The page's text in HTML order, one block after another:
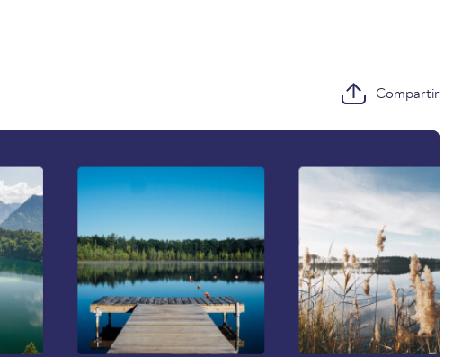
Compartir